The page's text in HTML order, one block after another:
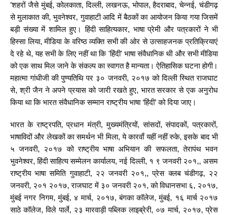
’शहरों जैसे मुंबई, कोलकाता, दिल्ली, लखनऊ, भोपाल, हैदराबाद, चेन्नई, चंडीगढ़
से मुलाकात की, भुवनेश्वर, गुवाहाटी आदि में बैठकों का आयोजन किया गया जिसमें
बड़ी संख्या में शामिल हुए। हिंदी साहित्यकार, भाषा प्रेमी और पत्रकारों ने भी
हिस्सा लिया, मीडिया के वरिष्ठ व्यक्ति सभी की ओर से उत्साहजनक प्रतिक्रियाएं
दे रहे थे, यह सभी के लिए नहीं था कि 'हिंदी' भाषा संवैधानिक थी और सभी मीडिया
को एक साथ मिल जाने के संकल्प का स्वागत है मान्यता। ऐतिहासिक घटना होगी।
महात्मा गांधीजी की पुण्यतिथि पर ३० जनवरी, २०१७ को दिल्ली स्थित राजघाट
से, श्री जैन ने अपने प्रयास को जारी रखते हुए, भारत सरकार से एक अनुरोध
किया था कि भारत संवैधानिक सम्मान राष्ट्रीय भाषा ‘हिंदी’ को दिया जाए।
भारत के राष्ट्रपति, प्रधान मंत्री, मुख्यमंत्रियों, सांसदों, संपादकों, पत्रकारों,
भाषाविदों और लेखकों का समर्थन भी मिला, ये कारवाँ यहीं नहीं रुके, इसके बाद भी
५ जनवरी, २०१७ को राष्ट्रीय भाषा अभियान की सफलता, तेरापंथ भवन
भुवनेश्वर, हिंदी साहित्य सम्मेलन कार्यालय, नई दिल्ली, १ ९ जनवरी २०१,, असम
राष्ट्रीय भाषा समिति गुवाहाटी, २२ जनवरी २०१,, प्रेस क्लब चंडीगढ़, २२
जनवरी, २०१ २०१७, राजघाट में ३० जनवरी २०१, को विधानसभा ६, २०१७,
मुंबई नगर निगम, मुंबई, ४ मार्च, २०१७, बंगका कॉलेज, मुंबई, १६ मार्च २०१७
साठे कॉलेज, विले पार्ले, २३ मारवाड़ी पब्लिक लाइब्रेरी, ०७ मार्च, २०१७, प्रेस